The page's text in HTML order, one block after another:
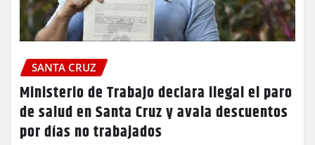
SANTA CRUZ
Ministerio de Trabajo declara ilegal el paro
de salud en Santa Cruz y avala descuentos
por días no trabajados